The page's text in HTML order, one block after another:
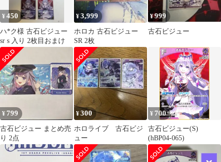
¥450
ハ*ク様 古石ビジュー
sr s 入り 2枚目おまけ
¥3,999
ホロカ 古石ビジュー
SR 2枚
¥999
古石ビジュー
¥ 799
古石ビジュー まとめ売
り 2点
¥300
ホロライブ 古石ビジ
ュー
¥ 700
古石ビジュー(S)
(hBP04-065)